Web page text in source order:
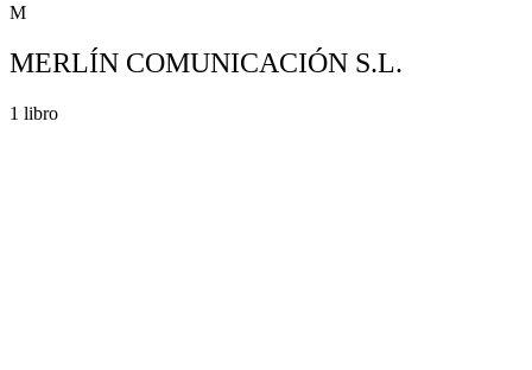
M
MERLÍN COMUNICACIÓN S.L.
1 libro